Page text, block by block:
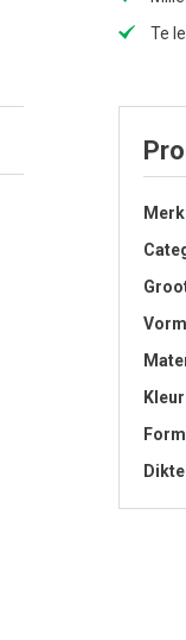
Te
Merk
Vorm
Kleur
Dikte